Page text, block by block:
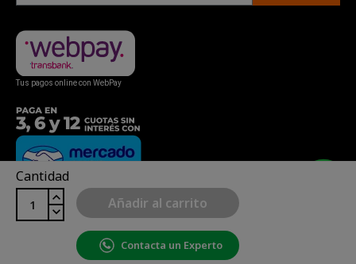
Cantidad
Añadir al carrito
Contacta un Experto
Tus pagos online con WebPay
Copyright© uBike Motos 2026|Mapa del sitio